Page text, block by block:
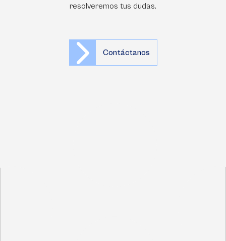
resolveremos tus dudas.
Contáctanos